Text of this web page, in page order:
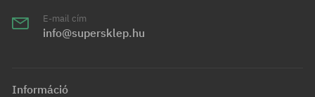
E-mail cím
info@supersklep.hu
Információ